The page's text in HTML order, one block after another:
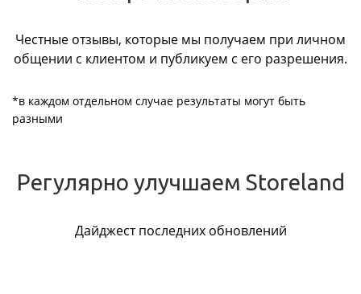
Честные отзывы, которые мы получаем при личном
общении с клиентом и публикуем с его разрешения.
*в каждом отдельном случае результаты могут быть
разными
Регулярно улучшаем Storeland
Дайджест последних обновлений